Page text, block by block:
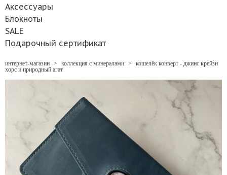
Контакты
Хочу скидку
- Ваш заказ(0)-
Аксессуары
Блокноты
SALE
Подарочный сертификат
интернет-магазин > коллекция с минералами >
кошелёк конверт - джинс крейзи
хорс и природный агат